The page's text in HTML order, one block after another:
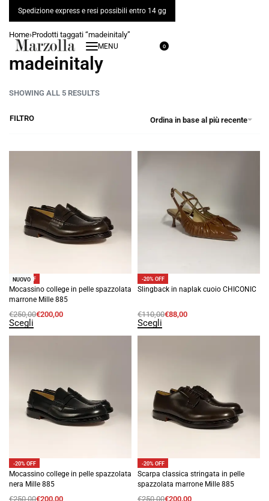
Spedizione express e resi possibili entro 14 gg
0
Home›Prodotti taggati “madeinitaly”
madeinitaly
SHOWING ALL 5 RESULTS
Ordina in base al più recente
FILTRO
-20% OFF
NUOVO
Mocassino college in pelle spazzolata
marrone Mille 885
€250,00€200,00
Scegli
-20% OFF
Slingback in naplak cuoio CHICONIC
€110,00€88,00
Scegli
-20% OFF
Mocassino college in pelle spazzolata
nera Mille 885
€250,00€200,00
-20% OFF
Scarpa classica stringata in pelle
spazzolata marrone Mille 885
€250,00€200,00